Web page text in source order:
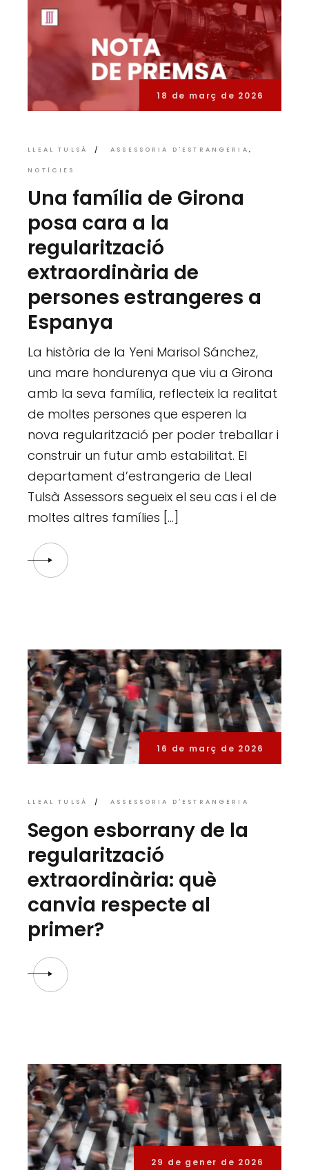
18 de març de 2026
LLEAL TULSÀ ASSESSORIA D'ESTRANGERIA
NOTÍCIES
Una família de Girona
posa cara a la
regularització
extraordinària de
persones estrangeres a
Espanya
La història de la Yeni Marisol Sánchez,
una mare hondurenya que viu a Girona
amb la seva família, reflecteix la realitat
de moltes persones que esperen la
nova regularització per poder treballar i
construir un futur amb estabilitat. El
departament d’estrangeria de Lleal
Tulsà Assessors segueix el seu cas i el de
moltes altres famílies […]
16 de març de 2026
LLEAL TULSÀ ASSESSORIA D'ESTRANGERIA
Segon esborrany de la
regularització
extraordinària: què
canvia respecte al
primer?
29 de gener de 2026